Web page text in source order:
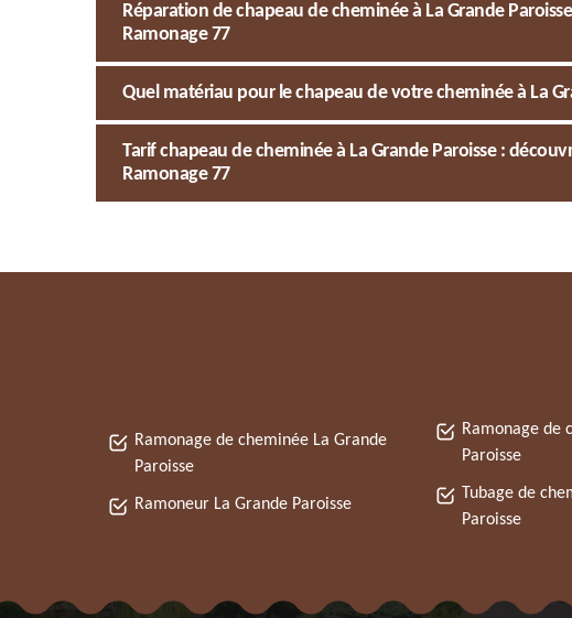
Réparation de chapeau de cheminée à La Grande
Ramonage 77
Quel matériau pour le chapeau de votre cheminée à La
Tarif chapeau de cheminée à La Grande Paroisse :
Ramonage 77
Ramonage de cheminée La Grande
Paroisse
Ramoneur La Grande Paroisse
Ramonage de
Paroisse
Tubage de
Paroisse